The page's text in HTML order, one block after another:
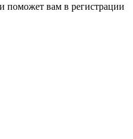
поможет вам в регистрации